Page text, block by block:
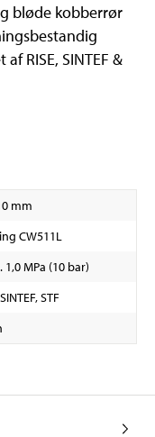
bløde kobberrør
RISE, SINTEF &
mm
CW511L
1,0 MPa (10 bar)
STF